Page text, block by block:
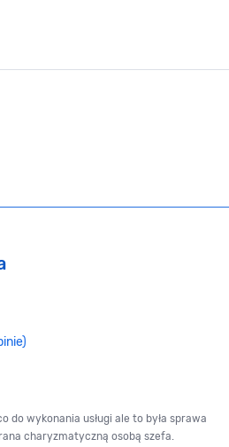
do wykonania usługi ale to była sprawa
charyzmatyczną osobą szefa.